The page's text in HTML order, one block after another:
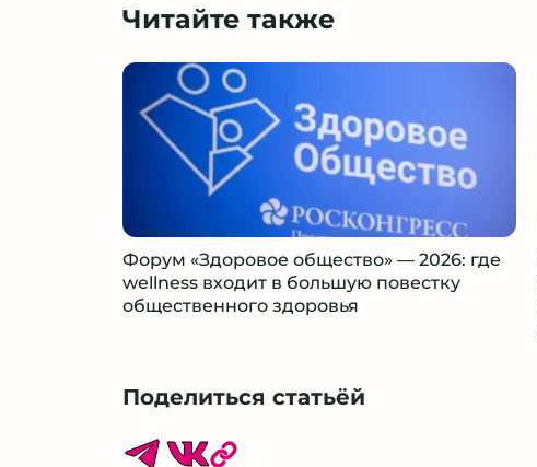
Читайте также
Форум «Здоровое общество» — 2026: где
wellness входит в большую повестку
общественного здоровья
Поделиться статьёй